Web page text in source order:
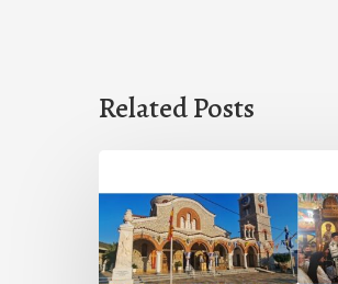
Related Posts
εορτή
της
Μεταμορφώσεως